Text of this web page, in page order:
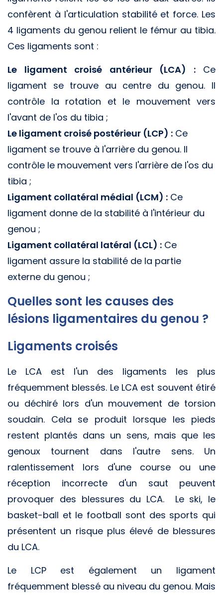
confèrent à l'articulation stabilité et force. Les
4 ligaments du genou relient le fémur au tibia.
Ces ligaments sont :
Le ligament croisé antérieur (LCA) :Ce
ligament se trouve au centre du genou. Il
contrôle la rotation et le mouvement vers
l'avant de l'os du tibia ;
Le ligament croisé postérieur (LCP) : Ce
ligament se trouve à l'arrière du genou. Il
contrôle le mouvement vers l'arrière de l'os du
tibia ;
Ligament collatéral médial (LCM) : Ce
ligament donne de la stabilité à l'intérieur du
genou ;
Ligament collatéral latéral (LCL) : Ce
ligament assure la stabilité de la partie
externe du genou ;
Quelles sont les causes des
lésions ligamentaires du genou ?
Ligaments croisés
Le LCA est l'un des ligaments les plus
fréquemment blessés. Le LCA est souvent étiré
ou déchiré lors d'un mouvement de torsion
soudain. Cela se produit lorsque les pieds
restent plantés dans un sens, mais que les
genoux tournent dans l'autre sens. Un
ralentissement lors d'une course ou une
réception incorrecte d'un saut peuvent
provoquer des blessures du LCA. Le ski, le
basket-ball et le football sont des sports qui
présentent un risque plus élevé de blessures
du LCA.
Le LCP est également un ligament
fréquemment blessé au niveau du genou. Mais